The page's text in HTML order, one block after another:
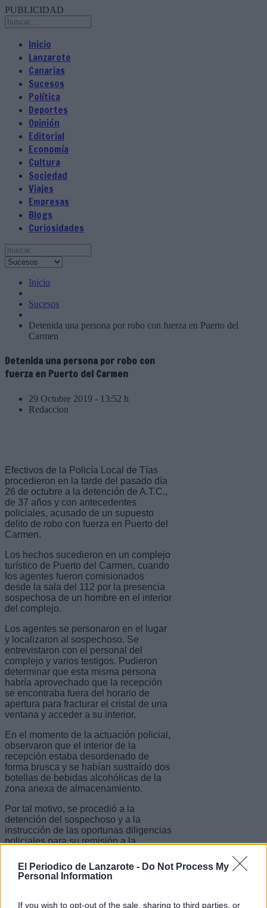
El Periodico de Lanzarote - Do Not Process My
Personal Information
If you wish to opt-out of the sale, sharing to third parties, or
PUBLICIDAD
Inicio
Lanzarote
Canarias
Sucesos
Política
Deportes
Opinión
Editorial
Economía
Cultura
Sociedad
Viajes
Empresas
Blogs
Curiosidades
Inicio
Sucesos
Detenida una persona por robo con fuerza en Puerto del
Carmen
Detenida una persona por robo con
fuerza en Puerto del Carmen
29 Octubre 2019 - 13:52 h
Redaccion
Efectivos de la Policía Local de Tías
procedieron en la tarde del pasado día
26 de octubre a la detención de A.T.C.,
de 37 años y con antecedentes
policiales, acusado de un supuesto
delito de robo con fuerza en Puerto del
Carmen.
Los hechos sucedieron en un complejo
turístico de Puerto del Carmen, cuando
los agentes fueron comisionados
desde la sala del 112 por la presencia
sospechosa de un hombre en el interior
del complejo.
Los agentes se personaron en el lugar
y localizaron al sospechoso. Se
entrevistaron con el personal del
complejo y varios testigos. Pudieron
determinar que esta misma persona
habría aprovechado que la recepción
se encontraba fuera del horario de
apertura para fracturar el cristal de una
ventana y acceder a su interior.
En el momento de la actuación policial,
observaron que el interior de la
recepción estaba desordenado de
forma brusca y se habían sustraído dos
botellas de bebidas alcohólicas de la
zona anexa de almacenamiento.
Por tal motivo, se procedió a la
detención del sospechoso y a la
instrucción de las oportunas diligencias
policiales para su remisión a la
Escribir un comentario